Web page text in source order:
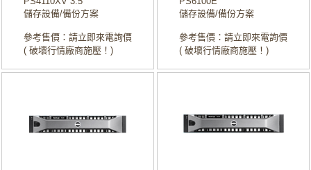
儲存設備/備份方案
參考售價：請立即來電詢價
( 破壞行情廠商施壓！)
儲存設備/備份方案
參考售價：請立即來電詢價
( 破壞行情廠商施壓！)